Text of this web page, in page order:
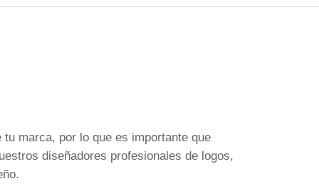
marca, por lo que es importante que
diseñadores profesionales de logos,